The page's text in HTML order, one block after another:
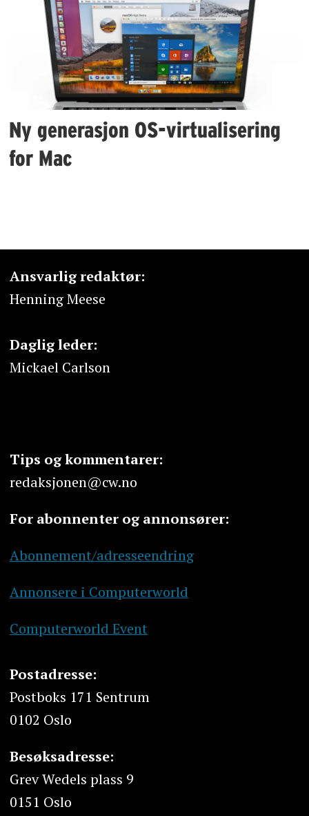
Ny generasjon OS-virtualisering
for Mac
Ansvarlig redaktør:
Henning Meese
Daglig leder:
Mickael Carlson
Tips og kommentarer:
redaksjonen@cw.no
For abonnenter og annonsører:
Abonnement/adresseendring
Annonsere i Computerworld
Computerworld Event
Postadresse:
Postboks 171 Sentrum
0102 Oslo
Besøksadresse:
Grev Wedels plass 9
0151 Oslo